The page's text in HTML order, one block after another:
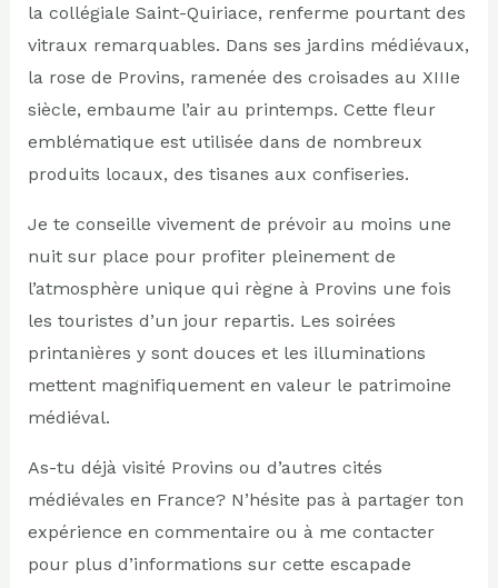
la collégiale Saint-Quiriace, renferme pourtant des
vitraux remarquables. Dans ses jardins médiévaux,
la rose de Provins, ramenée des croisades au XIIIe
siècle, embaume l’air au printemps. Cette fleur
emblématique est utilisée dans de nombreux
produits locaux, des tisanes aux confiseries.
Je te conseille vivement de prévoir au moins une
nuit sur place pour profiter pleinement de
l’atmosphère unique qui règne à Provins une fois
les touristes d’un jour repartis. Les soirées
printanières y sont douces et les illuminations
mettent magnifiquement en valeur le patrimoine
médiéval.
As-tu déjà visité Provins ou d’autres cités
médiévales en France? N’hésite pas à partager ton
expérience en commentaire ou à me contacter
pour plus d’informations sur cette escapade